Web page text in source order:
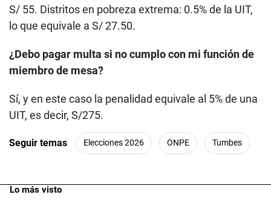
S/ 55. Distritos en pobreza extrema: 0.5% de la UIT,
lo que equivale a S/ 27.50.
¿Debo pagar multa si no cumplo con mi función de
miembro de mesa?
Sí, y en este caso la penalidad equivale al 5% de una
UIT, es decir, S/275.
Seguir temas Elecciones 2026 ONPE Tumbes
Lo más visto